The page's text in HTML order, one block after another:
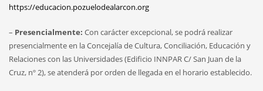
https://educacion.pozuelodealarcon.org
– Presencialmente: Con carácter excepcional, se podrá realizar
presencialmente en la Concejalía de Cultura, Conciliación, Educación y
Relaciones con las Universidades (Edificio INNPAR C/ San Juan de la
Cruz, nº 2), se atenderá por orden de llegada en el horario establecido.